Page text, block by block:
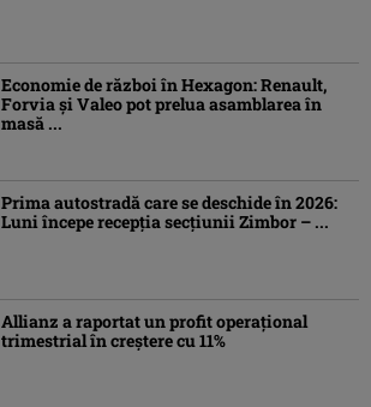
Economie de război în Hexagon: Renault,
Forvia și Valeo pot prelua asamblarea în
masă ...
Prima autostradă care se deschide în 2026:
Luni începe recepția secțiunii Zimbor – ...
Allianz a raportat un profit operaţional
trimestrial în creștere cu 11%